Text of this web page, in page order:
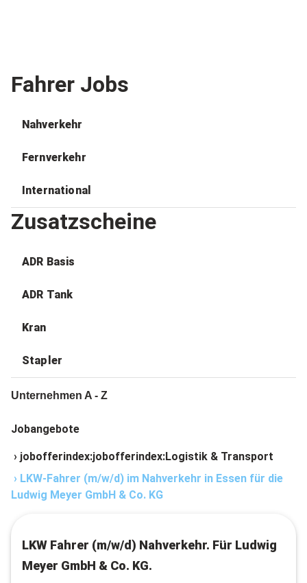
Fahrer Jobs
Nahverkehr
Fernverkehr
International
Zusatzscheine
ADR Basis
ADR Tank
Kran
Stapler
Unternehmen A - Z
Jobangebote
› jobofferindex:jobofferindex:Logistik & Transport
› LKW-Fahrer (m/w/d) im Nahverkehr in Essen für die
Ludwig Meyer GmbH & Co. KG
LKW Fahrer (m/w/d) Nahverkehr. Für Ludwig
Meyer GmbH & Co. KG.